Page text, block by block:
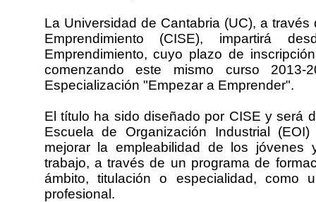
La Universidad de Cantabria (UC), a
Emprendimiento (CISE), impartirá
Emprendimiento, cuyo plazo de
comenzando este mismo curso
Especialización "Empezar a Emprender".
El título ha sido diseñado por CISE y será
Escuela de Organización Industrial
mejorar la empleabilidad de los
trabajo, a través de un programa de
ámbito, titulación o especialidad, como
profesional.